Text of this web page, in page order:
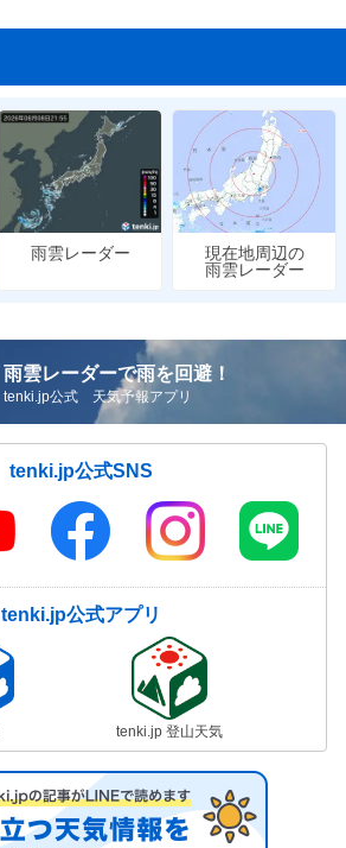
雨雲レーダー
現在地周辺の
雨雲レーダー
雨雲レーダーで雨を回避！
tenki.jp公式 天気予報アプリ
tenki.jp公式SNS
tenki.jp公式アプリ
tenki.jp 登山天気